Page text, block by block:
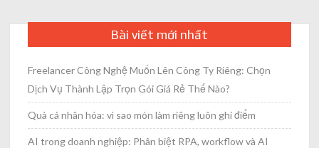
Bài viết mới nhất
Freelancer Công Nghệ Muốn Lên Công Ty Riêng: Chọn
Dịch Vụ Thành Lập Trọn Gói Giá Rẻ Thế Nào?
Quà cá nhân hóa: vì sao món làm riêng luôn ghi điểm
AI trong doanh nghiệp: Phân biệt RPA, workflow và AI